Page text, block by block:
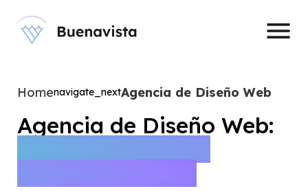
menu
Homenavigate_nextAgencia de Diseño Web
Agencia de Diseño Web: